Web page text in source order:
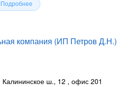
Подробнее
компания (ИП Петров Д.Н.)
Калининское ш., 12 , офис 201